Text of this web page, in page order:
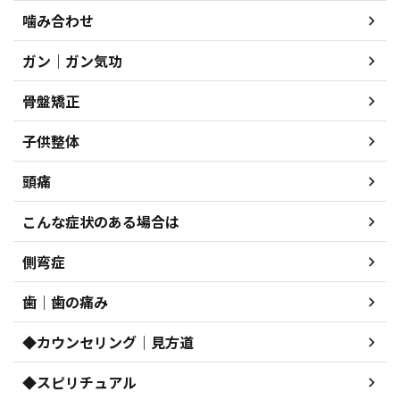
噛み合わせ
ガン｜ガン気功
骨盤矯正
子供整体
頭痛
こんな症状のある場合は
側弯症
歯｜歯の痛み
◆カウンセリング｜見方道
◆スピリチュアル